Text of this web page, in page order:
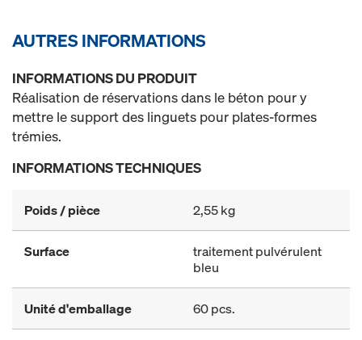
AUTRES INFORMATIONS
INFORMATIONS DU PRODUIT
Réalisation de réservations dans le béton pour y
mettre le support des linguets pour plates-formes
trémies.
INFORMATIONS TECHNIQUES
Poids / pièce 2,55 kg
Surface
traitement pulvérulent
bleu
Unité d'emballage 60 pcs.